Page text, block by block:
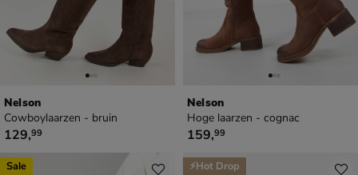
Nelson
Cowboylaarzen - bruin
€ 129,99
129,99
Nelson
Hoge laarzen - cognac
€ 159,99
159,99
Sale
⚡Hot Drop